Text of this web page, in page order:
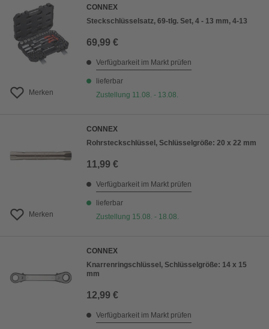
Merken
CONNEX
Steckschlüsselsatz, 69-tlg. Set, 4 - 13 mm, 4-13
69,99 €
Verfügbarkeit im Markt prüfen
lieferbar
Zustellung 11.08. - 13.08.
Merken
CONNEX
Rohrsteckschlüssel, Schlüsselgröße: 20 x 22 mm
11,99 €
Verfügbarkeit im Markt prüfen
lieferbar
Zustellung 15.08. - 18.08.
CONNEX
Knarrenringschlüssel, Schlüsselgröße: 14 x 15
mm
12,99 €
Verfügbarkeit im Markt prüfen